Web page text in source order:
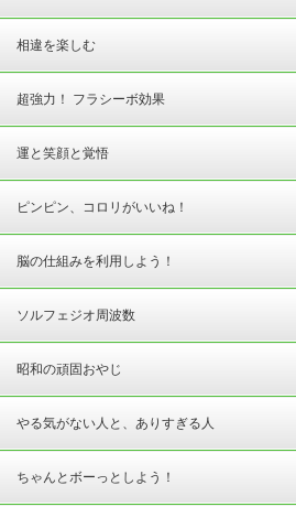
相違を楽しむ
超強力！ フラシーボ効果
運と笑顔と覚悟
ピンピン、コロリがいいね！
脳の仕組みを利用しよう！
ソルフェジオ周波数
昭和の頑固おやじ
やる気がない人と、ありすぎる人
ちゃんとボーっとしよう！